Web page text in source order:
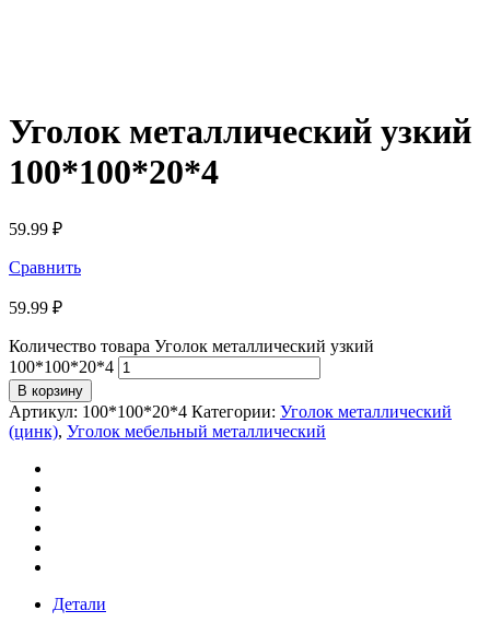
Уголок металлический узкий
100*100*20*4
59.99 ₽
Сравнить
59.99 ₽
Количество товара Уголок металлический узкий
100*100*20*4
В корзину
Артикул: 100*100*20*4 Категории: Уголок металлический
(цинк), Уголок мебельный металлический
Детали